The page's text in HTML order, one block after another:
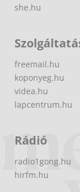
she.hu
freemail.hu
koponyeg.hu
videa.hu
lapcentrum.hu
Rádió
radio1gong.hu
hirfm.hu